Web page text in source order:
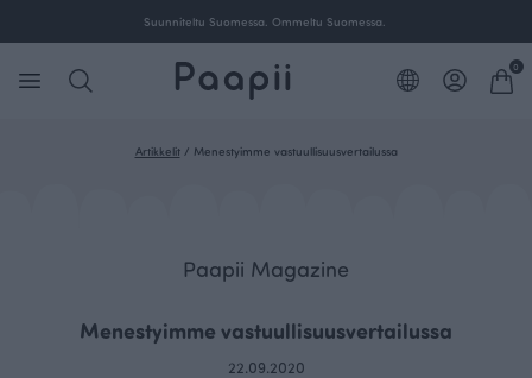
Suunniteltu Suomessa. Ommeltu Suomessa.
0
Artikkelit/ Menestyimme vastuullisuusvertailussa
Paapii Magazine
Menestyimme vastuullisuusvertailussa
22.09.2020